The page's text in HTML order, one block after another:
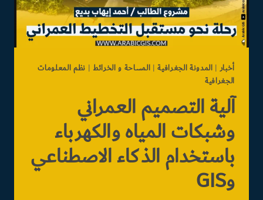
أخبار| المدونة الجغرافية| المساحة و الخرائط | نظم المعلومات
الجغرافية
آلية التصميم العمراني
وشبكات المياه والكهرباء
باستخدام الذكاء الاصطناعي
وGIS